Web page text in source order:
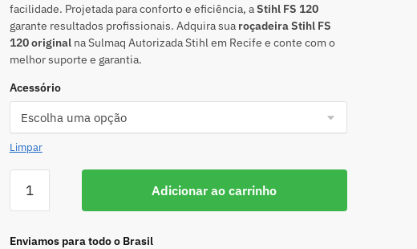
facilidade. Projetada para conforto e eficiência, aStihl FS 120
garante resultados profissionais. Adquira sua roçadeira Stihl FS
120 originalna Sulmaq Autorizada Stihl em Recife e conte com o
melhor suporte e garantia.
Acessório
Limpar
Adicionar ao carrinho
Enviamos para todo o Brasil